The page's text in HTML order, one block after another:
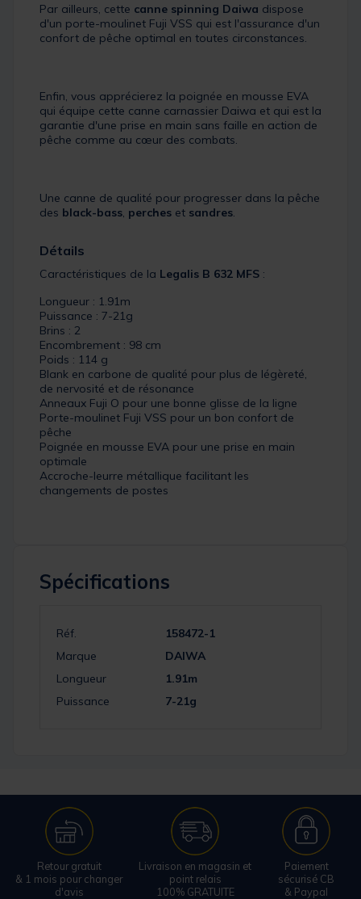
Par ailleurs, cette canne spinning Daiwa dispose
d'un porte-moulinet Fuji VSS qui est l'assurance d'un
confort de pêche optimal en toutes circonstances.
Enfin, vous apprécierez la poignée en mousse EVA
qui équipe cette canne carnassier Daiwa et qui est la
garantie d'une prise en main sans faille en action de
pêche comme au cœur des combats.
Une canne de qualité pour progresser dans la pêche
des black-bass perches et sandres
Détails
Caractéristiques de la Legalis B 632 MFS :
Longueur : 1.91m
Puissance : 7-21g
Brins : 2
Encombrement : 98 cm
Poids : 114 g
Blank en carbone de qualité pour plus de légèreté,
de nervosité et de résonance
Anneaux Fuji O pour une bonne glisse de la ligne
Porte-moulinet Fuji VSS pour un bon confort de
pêche
Poignée en mousse EVA pour une prise en main
optimale
Accroche-leurre métallique facilitant les
changements de postes
Spécifications
Réf.
158472-1
Marque
DAIWA
Longueur
1.91m
Puissance
7-21g
Retour gratuit
& 1 mois pour changer
d'avis
Livraison en magasin et
point relais
100% GRATUITE
Paiement
sécurisé CB
& Paypal